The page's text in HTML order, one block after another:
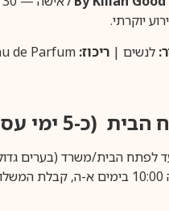
יוקרתי.
לנשים | ריכוז:
5 ימי עסקים)
הבית/משרד (בערים גדולות לפרטים